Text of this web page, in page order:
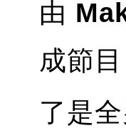
由
成節目
了是